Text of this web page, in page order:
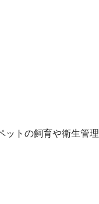
トの飼育や衛生管